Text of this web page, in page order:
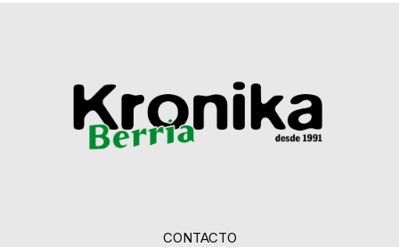
CONTACTO